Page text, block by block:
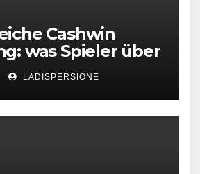
Cashwin
was Spieler über
denken
LADISPERSIONE